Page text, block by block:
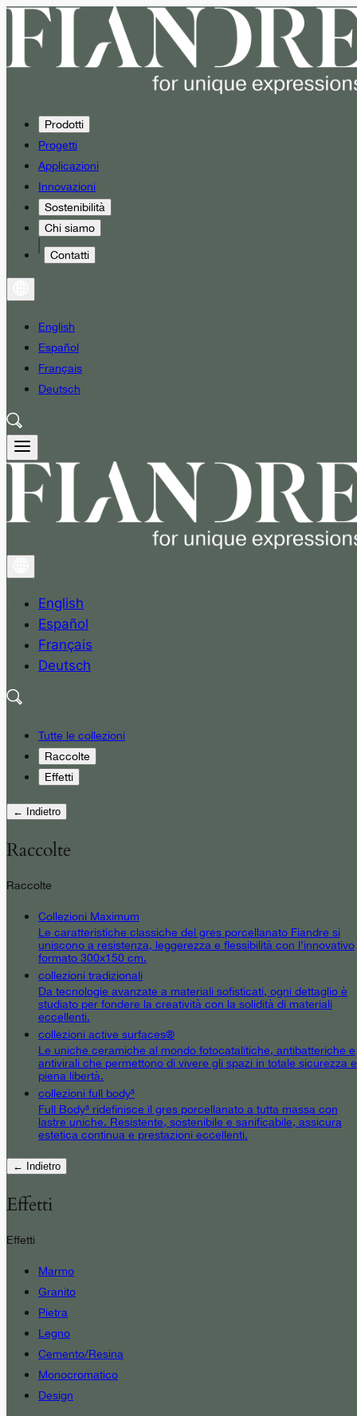
Prodotti
Progetti
Applicazioni
Innovazioni
Sostenibilità
Chi siamo
Contatti
English
Español
Français
Deutsch
English
Español
Français
Deutsch
Tutte le collezioni
Raccolte
Effetti
← Indietro
Raccolte
Raccolte
Collezioni Maximum
Le caratteristiche classiche del gres porcellanato Fiandre si
uniscono a resistenza, leggerezza e flessibilità con l’innovativo
formato 300x150 cm.
collezioni tradizionali
Da tecnologie avanzate a materiali sofisticati, ogni dettaglio è
studiato per fondere la creatività con la solidità di materiali
eccellenti.
collezioni active surfaces®
Le uniche ceramiche al mondo fotocatalitiche, antibatteriche e
antivirali che permettono di vivere gli spazi in totale sicurezza e
piena libertà.
collezioni full body³
Full Body³ ridefinisce il gres porcellanato a tutta massa con
lastre uniche. Resistente, sostenibile e sanificabile, assicura
estetica continua e prestazioni eccellenti.
← Indietro
Effetti
Effetti
Marmo
Granito
Pietra
Legno
Cemento/Resina
Monocromatico
Design